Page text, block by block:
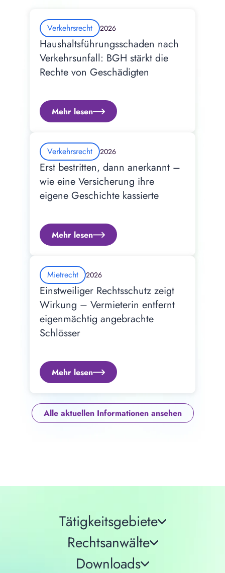
Verkehrsrecht 2026
Haushaltsführungsschaden nach
Verkehrsunfall: BGH stärkt die
Rechte von Geschädigten
Mehr lesen
Verkehrsrecht 2026
Erst bestritten, dann anerkannt –
wie eine Versicherung ihre
eigene Geschichte kassierte
Mehr lesen
Mietrecht 2026
Einstweiliger Rechtsschutz zeigt
Wirkung – Vermieterin entfernt
eigenmächtig angebrachte
Schlösser
Mehr lesen
Alle aktuellen Informationen ansehen
Tätigkeitsgebiete
Rechtsanwälte
Downloads